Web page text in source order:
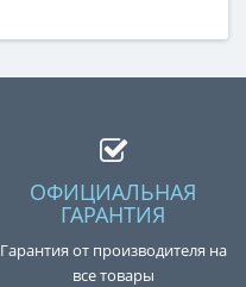
ОФИЦИАЛЬНАЯ
ГАРАНТИЯ
Гарантия от производителя на
все товары